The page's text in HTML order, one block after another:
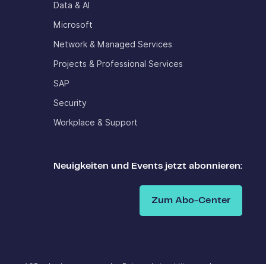
Data & AI
Microsoft
Network & Managed Services
Projects & Professional Services
SAP
Security
Workplace & Support
Neuigkeiten und Events jetzt abonnieren:
Zum Abo-Center